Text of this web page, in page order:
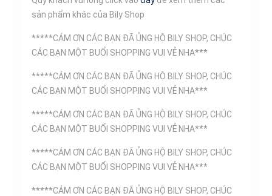
sản phẩm khác của Bily Shop
*****CÁM ƠN CÁC BẠN ĐÃ ỦNG HỘ BILY SHOP, CHÚC
CÁC BẠN MỘT BUỔI SHOPPING VUI VẺ NHA***
*****CÁM ƠN CÁC BẠN ĐÃ ỦNG HỘ BILY SHOP, CHÚC
CÁC BẠN MỘT BUỔI SHOPPING VUI VẺ NHA***
*****CÁM ƠN CÁC BẠN ĐÃ ỦNG HỘ BILY SHOP, CHÚC
CÁC BẠN MỘT BUỔI SHOPPING VUI VẺ NHA***
*****CÁM ƠN CÁC BẠN ĐÃ ỦNG HỘ BILY SHOP, CHÚC
CÁC BẠN MỘT BUỔI SHOPPING VUI VẺ NHA***
*****CÁM ƠN CÁC BẠN ĐÃ ỦNG HỘ BILY SHOP, CHÚC